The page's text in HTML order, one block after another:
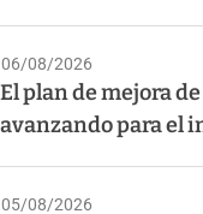
06/08/2026
El plan de mejora
avanzando para el
05/08/2026